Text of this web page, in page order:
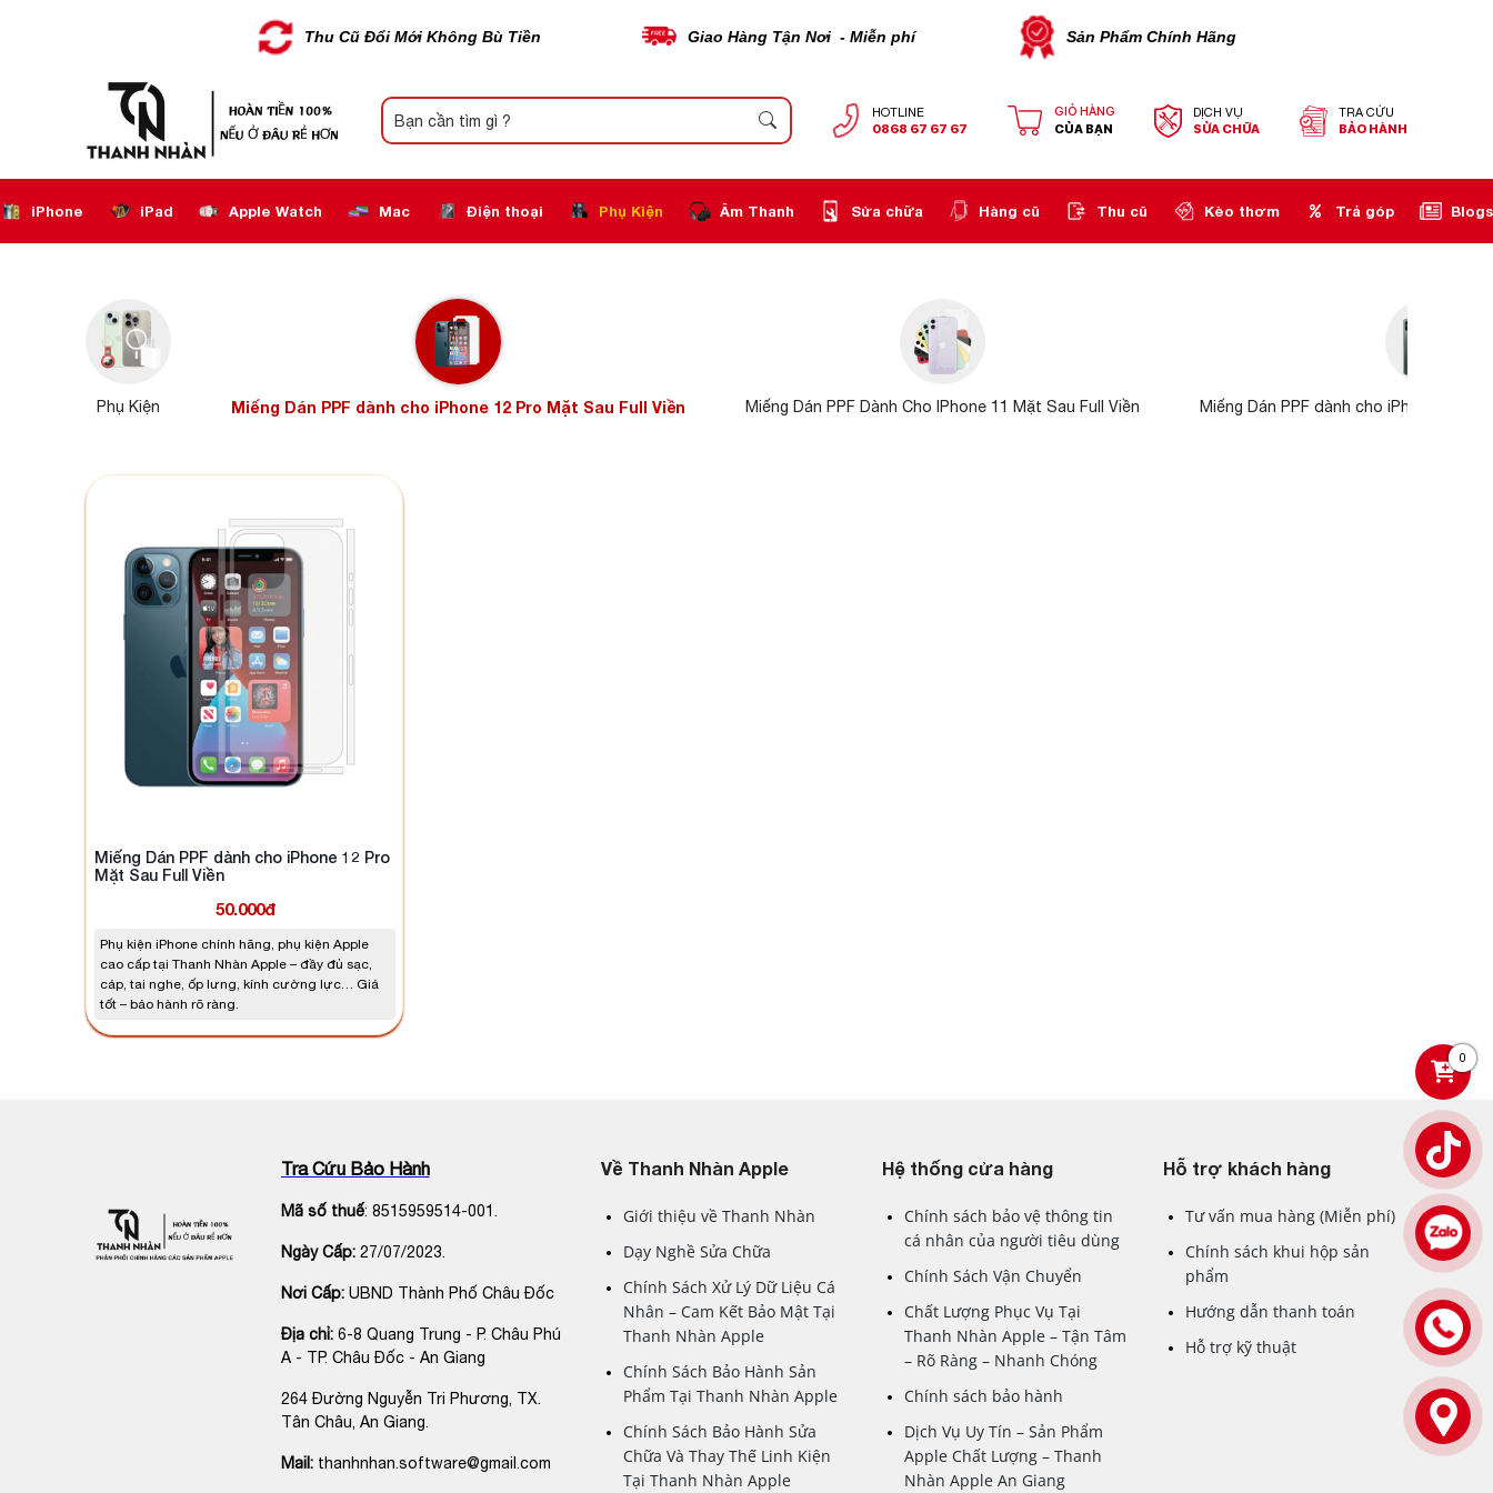
Thu Cũ Đổi Mới Không Bù Tiền Giao Hàng Tận Nơi - Miễn phí Sản Phẩm Chính Hãng
HOTLINE
0868 67 67 67
GIỎ HÀNG
CỦA BẠN
DỊCH VỤ
SỬA CHỮA
TRA CỨU
BẢO HÀNH
iPhone iPad Apple Watch Mac Điện thoại Phụ Kiện Âm Thanh Sửa chữa Hàng cũ Thu cũ Kèo thơm Trả góp Blogs
Phụ Kiện Miếng Dán PPF dành cho iPhone 12 Pro Mặt Sau Full Viền Miếng Dán PPF Dành Cho IPhone 11 Mặt Sau Full Viền Miếng Dán PPF dành cho iPhone 11
Miếng Dán PPF dành cho iPhone 12 Pro
Mặt Sau Full Viền
50.000đ
Phụ kiện iPhone chính hãng, phụ kiện Apple
cao cấp tại Thanh Nhàn Apple – đầy đủ sạc,
cáp, tai nghe, ốp lưng, kính cường lực… Giá
tốt – bảo hành rõ ràng.
Tra Cứu Bảo Hành
Mã số thuế: 8515959514-001.
Ngày Cấp: 27/07/2023.
Nơi Cấp: UBND Thành Phố Châu Đốc
Địa chỉ:6-8 Quang Trung - P. Châu Phú
A - TP. Châu Đốc - An Giang
264 Đường Nguyễn Tri Phương, TX.
Tân Châu, An Giang.
Mail:thanhnhan.software@gmail.com
Về Thanh Nhàn Apple
Giới thiệu về Thanh Nhàn
Dạy Nghề Sửa Chữa
Chính Sách Xử Lý Dữ Liệu Cá
Nhân – Cam Kết Bảo Mật Tại
Thanh Nhàn Apple
Chính Sách Bảo Hành Sản
Phẩm Tại Thanh Nhàn Apple
Chính Sách Bảo Hành Sửa
Chữa Và Thay Thế Linh Kiện
Tại Thanh Nhàn Apple
Hệ thống cửa hàng
Chính sách bảo vệ thông tin
cá nhân của người tiêu dùng
Chính Sách Vận Chuyển
Chất Lượng Phục Vụ Tại
Thanh Nhàn Apple – Tận Tâm
– Rõ Ràng – Nhanh Chóng
Chính sách bảo hành
Dịch Vụ Uy Tín – Sản Phẩm
Apple Chất Lượng – Thanh
Nhàn Apple An Giang
Hỗ trợ khách hàng
Tư vấn mua hàng (Miễn phí)
Chính sách khui hộp sản
phẩm
Hướng dẫn thanh toán
Hỗ trợ kỹ thuật
0